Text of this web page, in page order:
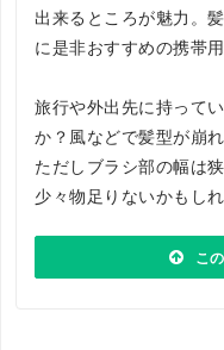
出来るところが魅力。
に是非おすすめの携帯用
旅行や外出先に持って
か？風などで髪型が崩
ただしブラシ部の幅は
少々物足りないかもしれ
こ